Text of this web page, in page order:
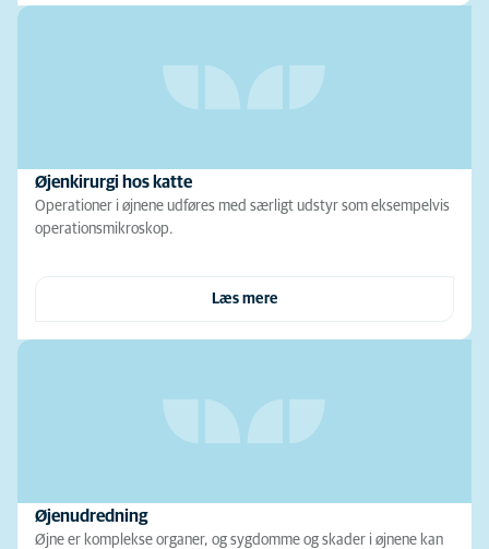
Øjenkirurgi hos katte
Operationer i øjnene udføres med særligt udstyr som eksempelvis
operationsmikroskop.
Læs mere
Øjenudredning
Øjne er komplekse organer, og sygdomme og skader i øjnene kan